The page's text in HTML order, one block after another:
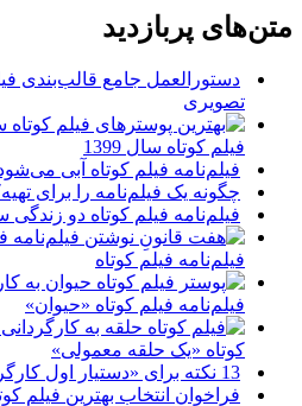
متن‌های پربازدید
دستورالعمل جامع قالب‌بندی
تصویری
فیلم کوتاه سال 1399
فیلم‌نامه فیلم کوتاه آبی
چگونه یک فیلم‌نامه را برای
فیلم‌نامه فیلم کوتاه دو زندگی
فیلم‌نامه فیلم کوتاه
فیلم‌نامه فیلم کوتاه «حیوان»
کوتاه «یک حلقه معمولی»
13 نکته برای «دستیار اول کارگردان» بهتری بودن
فراخوان انتخاب بهترین فیلم کوتاه